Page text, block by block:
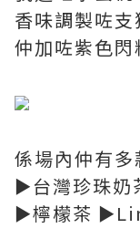
香味調製咗支
仲加咗紫色
係場內仲有多
►台灣珍珠奶
►檸檬茶